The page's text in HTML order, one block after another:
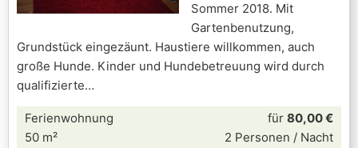
Sommer 2018. Mit
Gartenbenutzung,
Grundstück eingezäunt. Haustiere willkommen, auch
große Hunde. Kinder und Hundebetreuung wird durch
qualifizierte
Ferienwohnung
50 m²
für 80,00 €
2 Personen / Nacht